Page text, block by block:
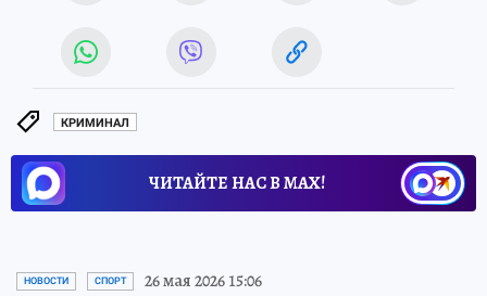
КРИМИНАЛ
ЧИТАЙТЕ НАС В МАХ!
НОВОСТИ СПОРТ 26 мая 2026 15:06